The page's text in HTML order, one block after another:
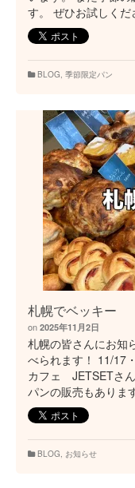
す。 ぜひお試しくだ
BLOG 季節限定パン
札幌でベッキー
on 2025年11月2日
札幌の皆さんにお知
べられます！ 11/17
カフェ JETSETさ
パンの販売もありま
BLOG お知らせ